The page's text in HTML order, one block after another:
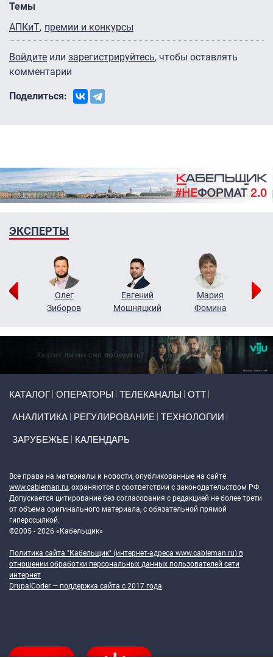
Темы
АПКиТ премии и конкурсы
Войдите или зарегистрируйтесь, чтобы оставлять
комментарии
Поделиться:
ЭКСПЕРТЫ
Олег
Зиборов
Евгений
Мошняцкий
Мария
Фомина
КАТАЛОГ ОПЕРАТОРЫ ТЕЛЕКАНАЛЫ ОТТ
АНАЛИТИКА РЕГУЛИРОВАНИЕ ТЕХНОЛОГИИ
ЗАРУБЕЖЬЕ КАЛЕНДАРЬ
Все права на материалы и новости, опубликованные на сайте
www.cableman.ru, охраняются в соответствии с законодательством РФ.
Допускается цитирование без согласования с редакцией не более трети
от объема оригинального материала, с обязательной прямой
гиперссылкой.
©2005 - 2026 «Кабельщик»
Политика сайта "Кабельщик" (интернет-адреса www.cableman.ru) в
отношении обработки персональных данных пользователей сети
интернет
DrupalCoder — поддержка сайта c 2017 года